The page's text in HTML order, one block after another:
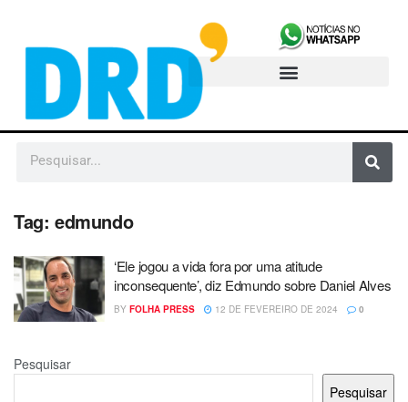
Tag: edmundo
‘Ele jogou a vida fora por uma atitude
inconsequente’, diz Edmundo sobre Daniel Alves
BY FOLHA PRESS 12 DE FEVEREIRO DE 2024 0
Pesquisar
Pesquisar